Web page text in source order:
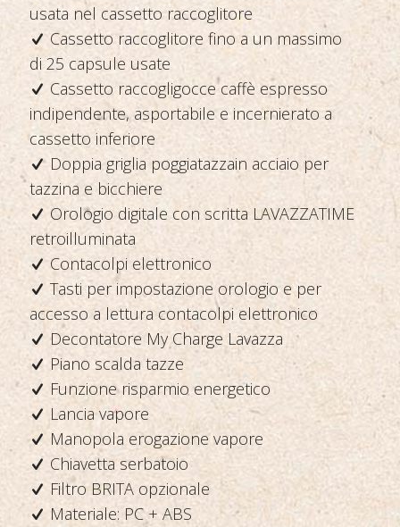
usata nel cassetto raccoglitore
Cassetto raccoglitore fino a un massimo
di 25 capsule usate
Cassetto raccogligocce caffè espresso
indipendente, asportabile e incernierato a
cassetto inferiore
Doppia griglia poggiatazzain acciaio per
tazzina e bicchiere
Orologio digitale con scritta LAVAZZATIME
retroilluminata
Contacolpi elettronico
Tasti per impostazione orologio e per
accesso a lettura contacolpi elettronico
Decontatore My Charge Lavazza
Piano scalda tazze
Funzione risparmio energetico
Lancia vapore
Manopola erogazione vapore
Chiavetta serbatoio
Filtro BRITA opzionale
Materiale: PC + ABS